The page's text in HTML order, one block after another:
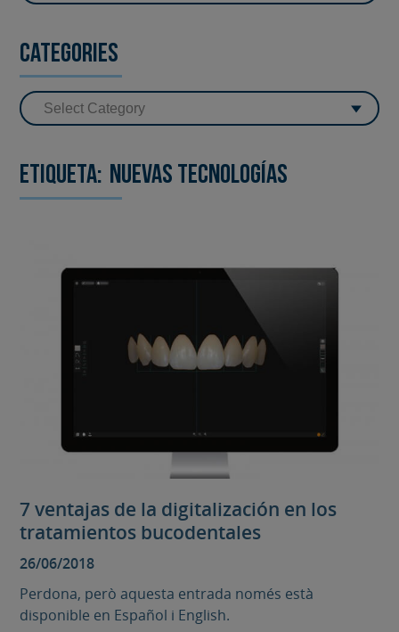
Categories
Etiqueta: Nuevas tecnologías
7 ventajas de la digitalización en los
tratamientos bucodentales
26/06/2018
Perdona, però aquesta entrada només està
disponible en Español i English.